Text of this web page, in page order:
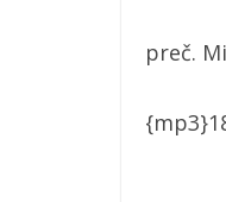
preč.